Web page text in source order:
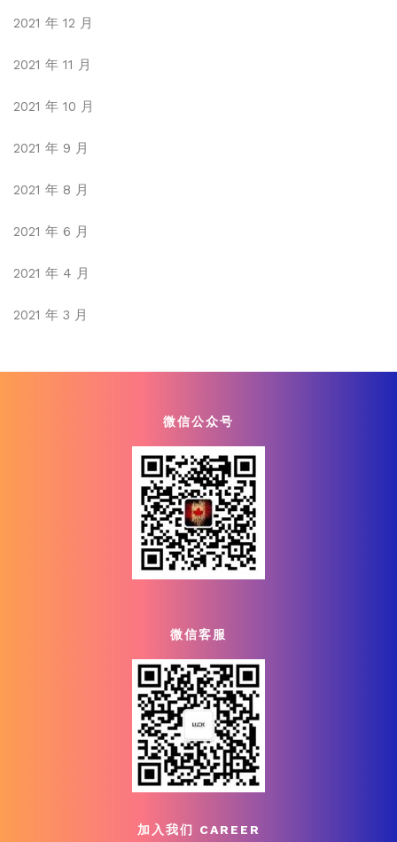
2021 年 12 月
2021 年 11 月
2021 年 10 月
2021 年 9 月
2021 年 8 月
2021 年 6 月
2021 年 4 月
2021 年 3 月
微信公众号
微信客服
加入我们 CAREER